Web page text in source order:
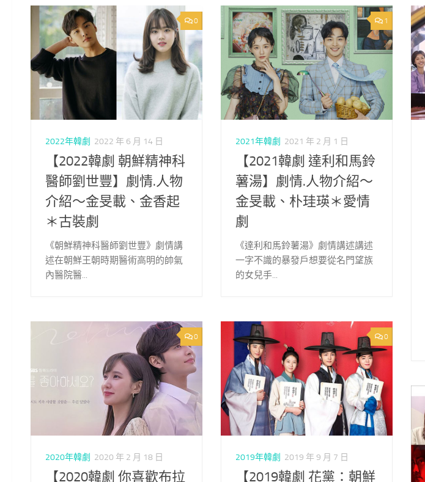
鍵
字:
0
2022年韓劇 2022 年 6 月 14 日
【2022韓劇 朝鮮精神科
醫師劉世豐】劇情.人物
介紹～金旻載、金香起
＊古裝劇
《朝鮮精神科醫師劉世豐》劇情講
述在朝鮮王朝時期醫術高明的帥氣
內醫院醫...
1
2021年韓劇 2021 年 2 月 1 日
【2021韓劇 達利和馬鈴
薯湯】劇情.人物介紹～
金旻載、朴珪瑛＊愛情
劇
《達利和馬鈴薯湯》劇情講述講述
一字不識的暴發戶想要從名門望族
的女兒手...
0
2020年韓劇 2020 年 2 月 18 日
【2020韓劇 你喜歡布拉
0
2019年韓劇 2019 年 9 月 7 日
【2019韓劇 花黨：朝鮮